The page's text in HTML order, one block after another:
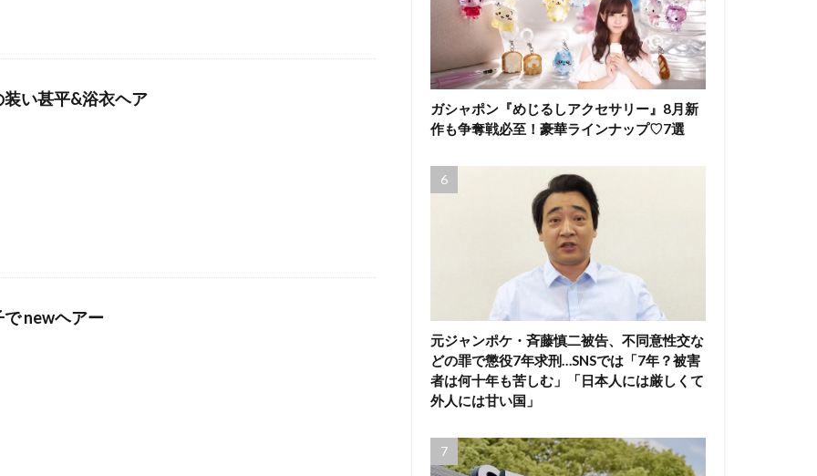
装い甚平&浴衣ヘア
で newヘアー
ガシャポン『めじるしアクセサリー』8月新
作も争奪戦必至！豪華ラインナップ♡7選
元ジャンポケ・斉藤慎二被告、不同意性交な
どの罪で懲役7年求刑…SNSでは「7年？被害
者は何十年も苦しむ」「日本人には厳しくて
外人には甘い国」